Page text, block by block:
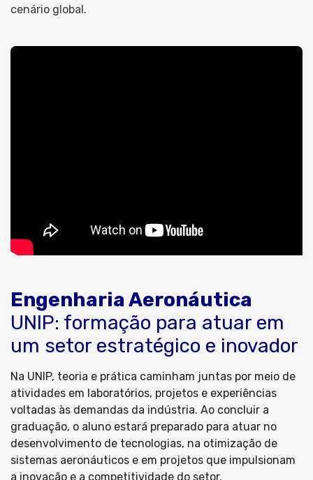
cenário global.
Engenharia Aeronáutica
UNIP: formação para atuar em
um setor estratégico e inovador
Na UNIP, teoria e prática caminham juntas por meio de
atividades em laboratórios, projetos e experiências
voltadas às demandas da indústria. Ao concluir a
graduação, o aluno estará preparado para atuar no
desenvolvimento de tecnologias, na otimização de
sistemas aeronáuticos e em projetos que impulsionam
a inovação e a competitividade do setor.